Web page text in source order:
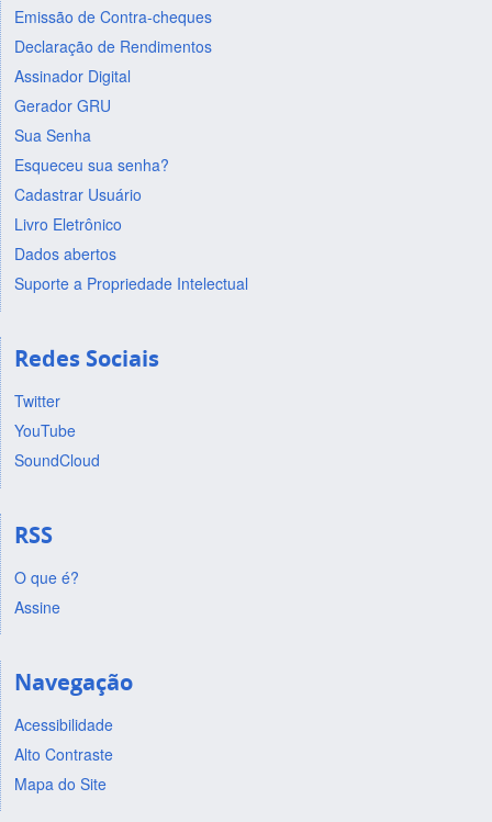
Emissão de Contra-cheques
Declaração de Rendimentos
Assinador Digital
Gerador GRU
Sua Senha
Esqueceu sua senha?
Cadastrar Usuário
Livro Eletrônico
Dados abertos
Suporte a Propriedade Intelectual
Redes Sociais
Twitter
YouTube
SoundCloud
RSS
O que é?
Assine
Navegação
Acessibilidade
Alto Contraste
Mapa do Site